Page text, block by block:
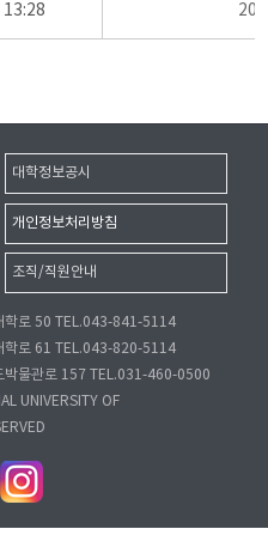
13:28
대학정보공시
개인정보처리방침
조직/직원안내
학로 50 TEL.043-841-5114
학로 61 TEL.043-820-5114
박물관로 157 TEL.031-460-0500
UNIVERSITY OF